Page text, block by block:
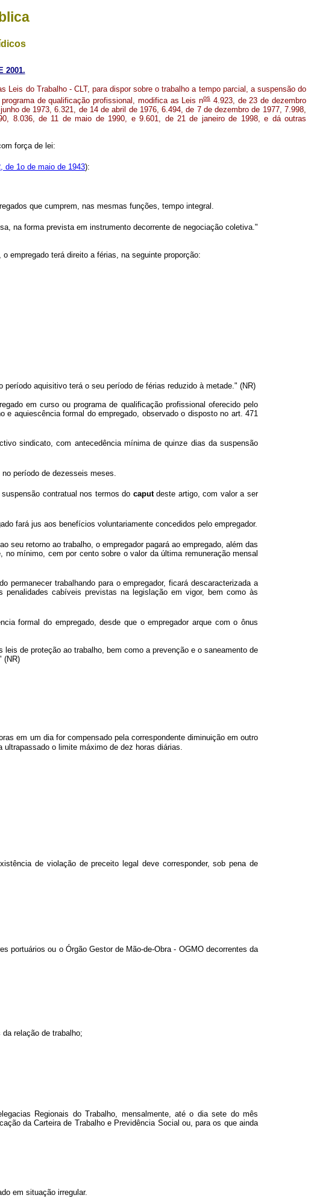
2001.
Leis do Trabalho - CLT, para dispor sobre o trabalho a tempo parcial, a suspensão do
de qualificação profissional, modifica as Leis nos4.923, de 23 de dezembro
de 1973, 6.321, de 14 de abril de 1976, 6.494, de 7 de dezembro de 1977, 7.998,
8.036, de 11 de maio de 1990, e 9.601, de 21 de janeiro de 1998, e dá outras
força de lei:
de 1o de maio de 1943):
que cumprem, nas mesmas funções, tempo integral.
na forma prevista em instrumento decorrente de negociação coletiva."
empregado terá direito a férias, na seguinte proporção:
aquisitivo terá o seu período de férias reduzido à metade." (NR)
em curso ou programa de qualificação profissional oferecido pelo
aquiescência formal do empregado, observado o disposto no art. 471
sindicato, com antecedência mínima de quinze dias da suspensão
período de dezesseis meses.
contratual nos termos do caputdeste artigo, com valor a ser
fará jus aos benefícios voluntariamente concedidos pelo empregador.
seu retorno ao trabalho, o empregador pagará ao empregado, além das
mínimo, cem por cento sobre o valor da última remuneração mensal
trabalhando para o empregador, ficará descaracterizada a
cabíveis previstas na legislação em vigor, bem como às
formal do empregado, desde que o empregador arque com o ônus
de proteção ao trabalho, bem como a prevenção e o saneamento de
(NR)
em um dia for compensado pela correspondente diminuição em outro
o limite máximo de dez horas diárias.
de violação de preceito legal deve corresponder, sob pena de
portuários ou o Órgão Gestor de Mão-de-Obra - OGMO decorrentes da
relação de trabalho;
Regionais do Trabalho, mensalmente, até o dia sete do mês
da Carteira de Trabalho e Previdência Social ou, para os que ainda
em situação irregular.